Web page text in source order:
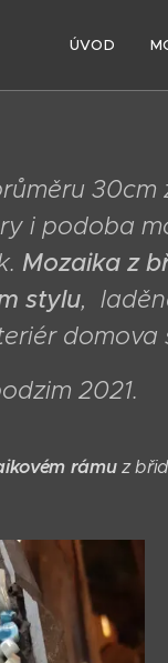
ÚVOD
30cm
i podoba
Mozaika z
stylu,
2021.
rámuz